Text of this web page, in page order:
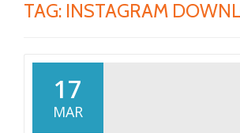
TAG: INSTAGRAM
17
MAR